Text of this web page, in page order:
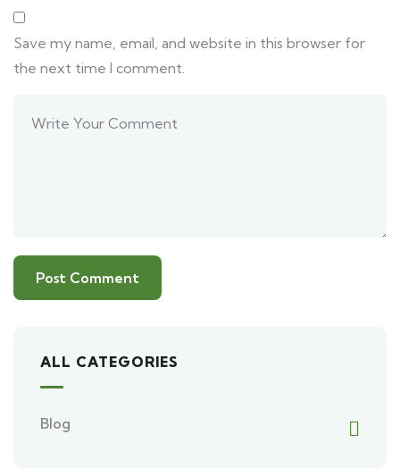
Save my name, email, and website in this browser for
the next time I comment.
ALL CATEGORIES
Blog